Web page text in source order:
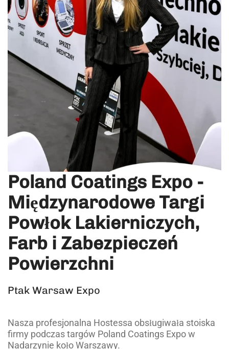
Poland Coatings Expo -
Międzynarodowe Targi
Powłok Lakierniczych,
Farb i Zabezpieczeń
Powierzchni
Ptak Warsaw Expo
Nasza profesjonalna Hostessa obsługiwała stoiska
firmy podczas targów Poland Coatings Expo w
Nadarzynie koło Warszawy.